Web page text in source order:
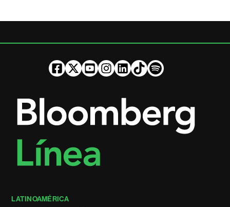
LATINOAMÉRICA